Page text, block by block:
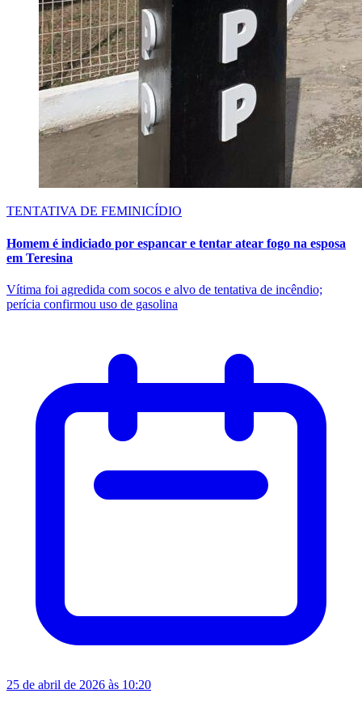
TENTATIVA DE FEMINICÍDIO
Homem é indiciado por espancar e tentar atear fogo na esposa
em Teresina
Vítima foi agredida com socos e alvo de tentativa de incêndio;
perícia confirmou uso de gasolina
25 de abril de 2026 às 10:20